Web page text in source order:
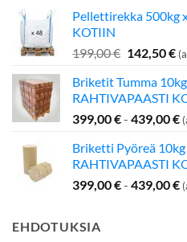
oli:
Pellettirekka 500kg
KOTIIN
199,00€
oli:
199,00 €.
142,50€
Briketit Tumma
RAHTIVAPAASTI
399,00€- 439,00€
Briketti Pyöreä 10kg
RAHTIVAPAASTI
399,00€- 439,00€
EHDOTUKSIA